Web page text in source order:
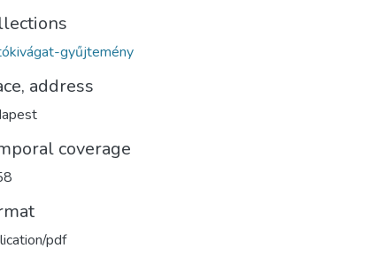
gyűjtemény
address
coverage
pdf